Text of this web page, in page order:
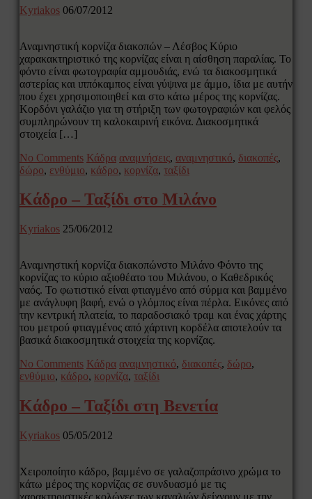
Kyriakos 06/07/2012
Αναμνηστική κορνίζα διακοπών – Λέσβος Κύριο
χαρακακτηριστικό της κορνίζας είναι η αίσθηση παραλίας. Το
φόντο είναι φωτογραφία αμμουδιάς, ενώ τα διακοσμητικά
αστερίας και ιππόκαμπος είναι γύψινα με άμμο, ίδια με αυτήν
που έχει χρησιμοποιηθεί και στο κάτω μέρος της κορνίζας.
Κορδόνι γαλάζιο για τη στήριξη των φωτογραφιών και φελός
συμπληρώνουν τη καλοκαιρινή εικόνα. Διακοσμητικά
στοιχεία […]
No Comments Κάδρα αναμνήσεις, αναμνηστικό, διακοπές,
δώρο, ενθύμιο, κάδρο, κορνίζα, ταξίδι
Κάδρο – Ταξίδι στο Μιλάνο
Kyriakos 25/06/2012
Αναμνηστική κορνίζα διακοπώνστο Μιλάνο Φόντο της
κορνίζας το κύριο αξιοθέατο του Μιλάνου, ο Καθεδρικός
ναός. Το φωτιστικό είναι φτιαγμένο από σύρμα και βαμμένο
με ανάγλυφη βαφή, ενώ ο γλόμπος είναι πέρλα. Εικόνες από
την κεντρική πλατεία, το παραδοσιακό τραμ και ένας χάρτης
του μετρού φτιαγμένος από χάρτινη κορδέλα αποτελούν τα
βασικά διακοσμητικά στοιχεία της κορνίζας.
No Comments Κάδρα αναμνηστικό, διακοπές, δώρο,
ενθύμιο, κάδρο, κορνίζα, ταξίδι
Κάδρο – Ταξίδι στη Βενετία
Kyriakos 05/05/2012
Χειροποίητο κάδρο, βαμμένο σε γαλαζοπράσινο χρώμα το
κάτω μέρος της κορνίζας σε συνδυασμό με τις